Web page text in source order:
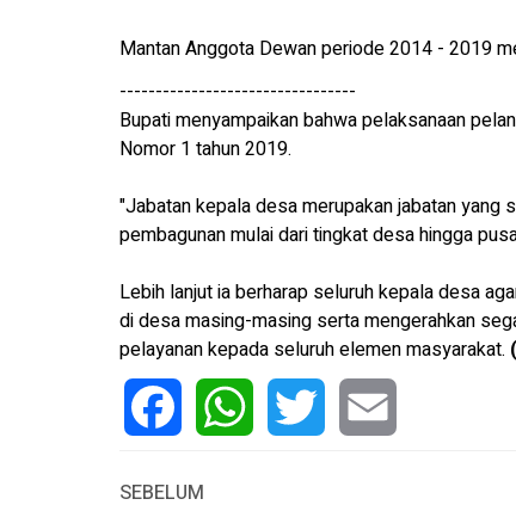
Mantan Anggota Dewan periode 2014 - 2019
---------------------------------
Bupati menyampaikan bahwa pelaksanaan
Nomor 1 tahun 2019.
"Jabatan kepala desa merupakan jabatan
pembagunan mulai dari tingkat desa hingga
Lebih lanjut ia berharap seluruh kepala desa
di desa masing-masing serta mengerahkan
pelayanan kepada seluruh elemen masyarakat.
SEBELUM